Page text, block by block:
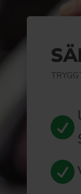

